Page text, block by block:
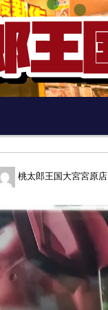
桃太郎王国大宮宮原店